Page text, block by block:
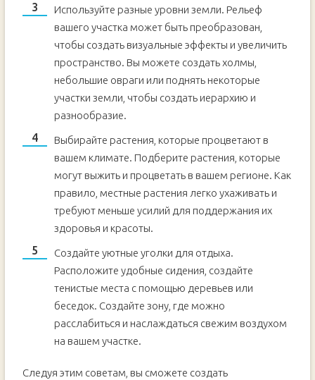
Используйте разные уровни земли. Рельеф
вашего участка может быть преобразован,
чтобы создать визуальные эффекты и увеличить
пространство. Вы можете создать холмы,
небольшие овраги или поднять некоторые
участки земли, чтобы создать иерархию и
разнообразие.
Выбирайте растения, которые процветают в
вашем климате. Подберите растения, которые
могут выжить и процветать в вашем регионе. Как
правило, местные растения легко ухаживать и
требуют меньше усилий для поддержания их
здоровья и красоты.
Создайте уютные уголки для отдыха.
Расположите удобные сидения, создайте
тенистые места с помощью деревьев или
беседок. Создайте зону, где можно
расслабиться и наслаждаться свежим воздухом
на вашем участке.
Следуя этим советам, вы сможете создать